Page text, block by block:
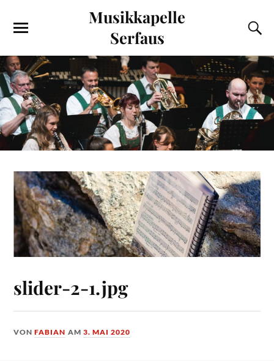
Musikkapelle
Serfaus
slider-2-1.jpg
VONFABIAN AM3. MAI 2020